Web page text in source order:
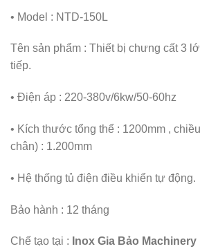
• Model : NTD-150L
Tên sản phẩm : Thiết bị chưng cất 3
tiếp.
• Điện áp : 220-380v/6kw/50-60hz
• Kích thước tổng thể : 1200mm ,
chân) : 1.200mm
• Hệ thống tủ điện điều khiển tự động.
Bảo hành : 12 tháng
Chế tạo tại : Inox Gia Bảo Machinery